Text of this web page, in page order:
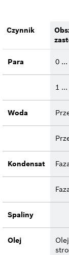
Czynnik
Para 0
1
Woda
Kondensat
Spaliny
Olej